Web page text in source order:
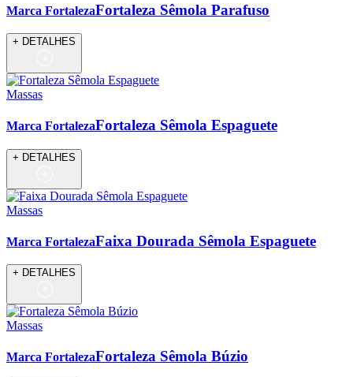
Marca FortalezaFortaleza Sêmola Parafuso
+ DETALHES
Massas
Marca FortalezaFortaleza Sêmola Espaguete
+ DETALHES
Massas
Marca FortalezaFaixa Dourada Sêmola Espaguete
+ DETALHES
Massas
Marca FortalezaFortaleza Sêmola Búzio